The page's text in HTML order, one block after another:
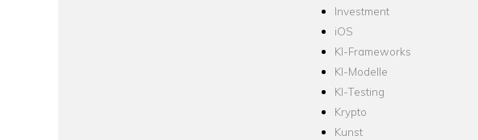
Investment
iOS
KI-Frameworks
KI-Modelle
KI-Testing
Krypto
Kunst